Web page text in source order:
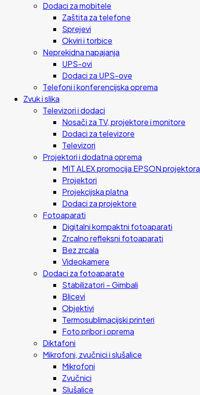
Dodaci za mobitele
Zaštita za telefone
Sprejevi
Okviri i torbice
Neprekidna napajanja
UPS-ovi
Dodaci za UPS-ove
Telefoni i konferencijska oprema
Zvuk i slika
Televizori i dodaci
Nosači za TV, projektore i monitore
Dodaci za televizore
Televizori
Projektori i dodatna oprema
MIT ALEX promocija EPSON projektora
Projektori
Projekcijska platna
Dodaci za projektore
Fotoaparati
Digitalni kompaktni fotoaparati
Zrcalno refleksni fotoaparati
Bez zrcala
Videokamere
Dodaci za fotoaparate
Stabilizatori – Gimbali
Blicevi
Objektivi
Termosublimacijski printeri
Foto pribor i oprema
Diktafoni
Mikrofoni, zvučnici i slušalice
Mikrofoni
Zvučnici
Slušalice